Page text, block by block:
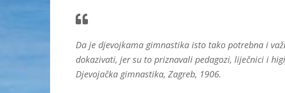
Da je djevojkama gimnastika isto tako potrebna i
dokazivati, jer su to priznavali pedagozi, liječnici i
Djevojačka gimnastika, Zagreb, 1906.